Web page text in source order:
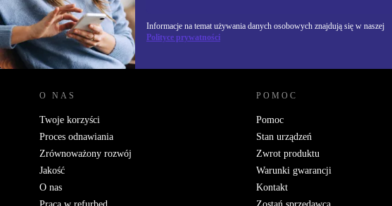
Informacje na temat używania danych osobowych znajdują się w naszej
Polityce prywatności
REFURBED POLSKA - RETHINK NEW.
O NAS
Twoje korzyści
Proces odnawiania
Zrównoważony rozwój
Jakość
O nas
POMOC
Pomoc
Stan urządzeń
Zwrot produktu
Warunki gwarancji
Kontakt